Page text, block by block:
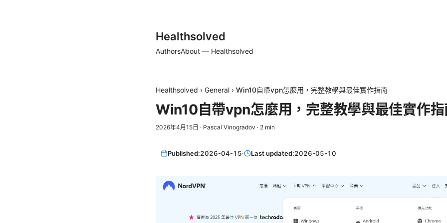
Healthsolved
AuthorsAbout — Healthsolved
Healthsolved › General › Win10自帶vpn怎麼用，完整教學與最佳實作指南
Win10自帶vpn怎麼用，完整教學與最佳實作
2026年4月15日 · Pascal Vinogradov · 2 min
Published:2026-04-15· Last updated:2026-05-10